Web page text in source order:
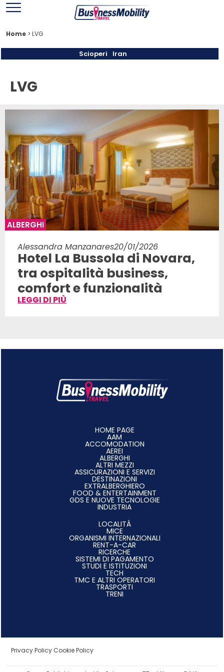
Home > LVG
Scioperi Iran
LVG
ALBERGHI
Alessandra Manzanares20/01/2026
Hotel La Bussola di Novara,
tra ospitalità business,
comfort e funzionalità
LEGGI DI PIÙ
HOME PAGE
AAM
ACCOMODATION
AEREI
ALBERGHI
ALTRI MEZZI
ASSICURAZIONI E SERVIZI
DESTINAZIONI
EXTRALBERGHIERO
FOOD & ENTERTAINMENT
GDS E NUOVE TECNOLOGIE
INDUSTRIA
LOCALITÀ
MICE
ORGANISMI INTERNAZIONALI
RENT-A-CAR
RICERCHE
SISTEMI DI PAGAMENTO
STUDI E ISTITUZIONI
TECH
TMC E ALTRI OPERATORI
TRASPORTI
TRENI
Privacy Policy Cookie Policy